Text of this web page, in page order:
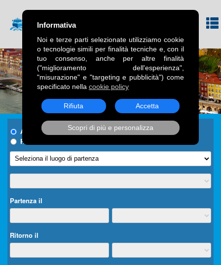
Informativa
Noi e terze parti selezionate utilizziamo cookie
o tecnologie simili per finalità tecniche e, con il
tuo consenso, anche per altre finalità
("miglioramento dell'esperienza",
"misurazione" e "targeting e pubblicità") come
specificato nella cookie policy
Rifiuta Accetta
Scopri di più e personalizza